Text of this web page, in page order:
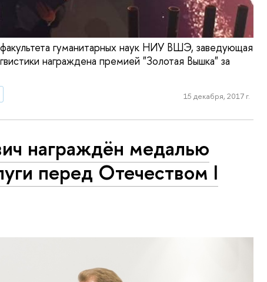
гуманитарных наук НИУ ВШЭ, заведующая
награждена премией "Золотая Вышка" за
15 декабря, 2017 г.
награждён медалью
перед Отечеством I